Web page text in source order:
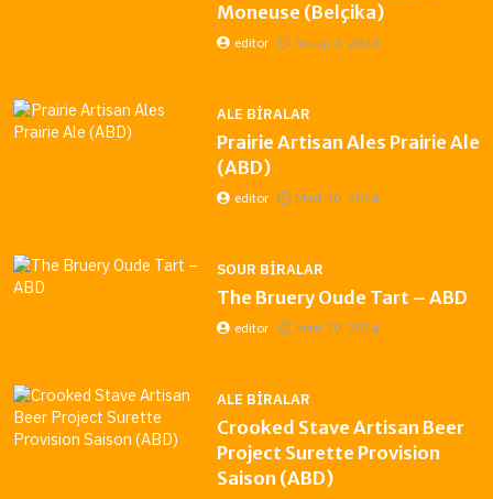
Moneuse (Belçika)
editor Nisan 3, 2024
ALE BIRALAR
Prairie Artisan Ales Prairie Ale
(ABD)
editor Mart 30, 2024
SOUR BIRALAR
The Bruery Oude Tart – ABD
editor Mart 29, 2024
ALE BIRALAR
Crooked Stave Artisan Beer
Project Surette Provision
Saison (ABD)